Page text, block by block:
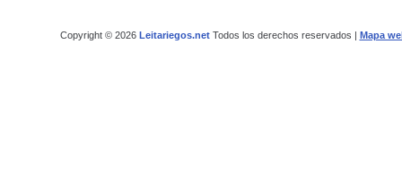
Copyright © 2026 Leitariegos.netTodos los derechos reservados | Mapa